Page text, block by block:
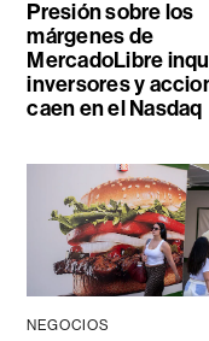
Presión sobre los
márgenes de
MercadoLibre
inversores y
caen en el Nasdaq
NEGOCIOS